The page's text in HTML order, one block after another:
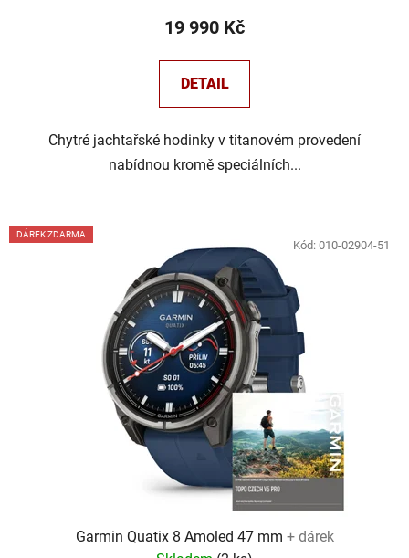
19 990 Kč
DETAIL
Chytré jachtařské hodinky v titanovém provedení
nabídnou kromě speciálních...
DÁREK ZDARMA
Garmin Quatix 8 Amoled 47 mm + dárek
Kód: 010-02904-51